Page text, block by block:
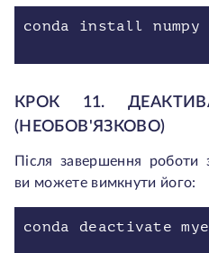
conda install numpy
КРОК 11.
(НЕОБОВ'ЯЗКОВО)
Після завершення
ви можете вимкнути його:
conda deactivate